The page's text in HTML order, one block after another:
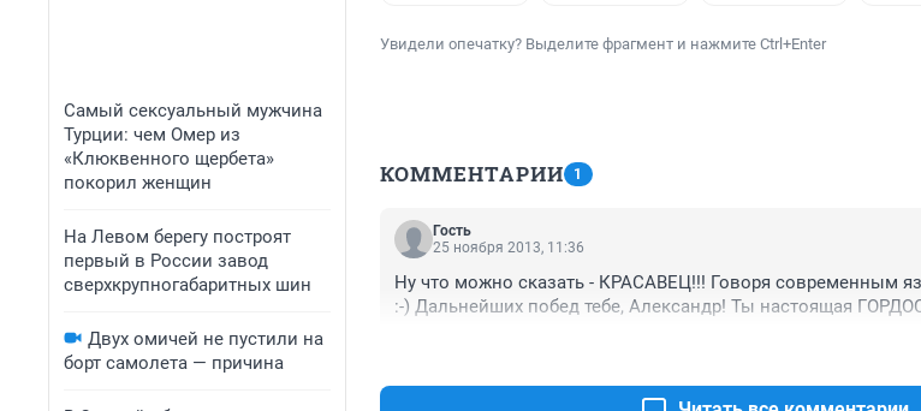
Самый сексуальный мужчина
Турции: чем Омер из
«Клюквенного щербета»
покорил женщин
На Левом берегу построят
первый в России завод
сверхкрупногабаритных шин
Двух омичей не пустили на
борт самолета — причина
Увидели опечатку? Выделите фрагмент и нажмите Ctrl+Enter
КОММЕНТАРИИ 1
Гость
25 ноября 2013, 11:36
Ну что можно сказать - КРАСАВЕЦ!!! Говоря современным
:-) Дальнейших побед тебе, Александр! Ты настоящая